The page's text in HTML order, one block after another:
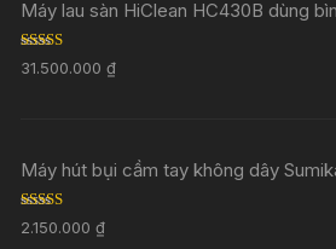
Máy lau sàn HiClean HC430B dùng
Rated5.00
out of 5
31.500.000₫
Máy hút bụi cầm tay không dây
Rated5.00
out of 5
2.150.000₫